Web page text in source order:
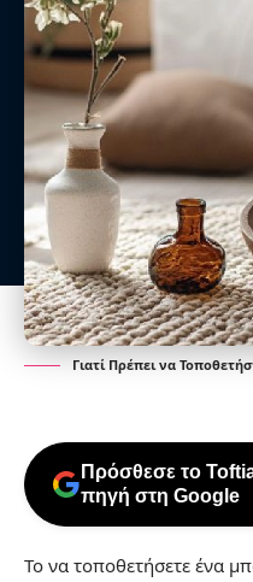
Γιατί Πρέπει να
Πρόσθεσε το
πηγή στη Google
Το να τοποθετήσετε ένα